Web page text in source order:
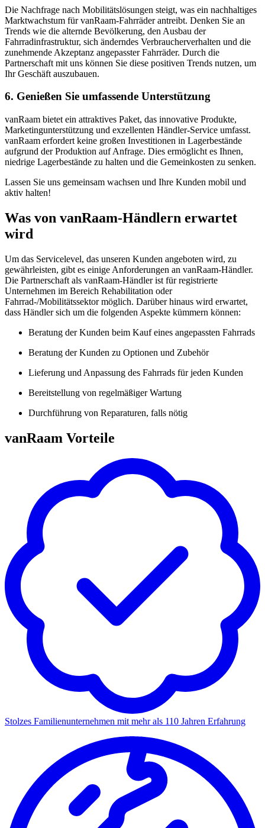
Die Nachfrage nach Mobilitätslösungen steigt, was ein nachhaltiges
Marktwachstum für vanRaam-Fahrräder antreibt. Denken Sie an
Trends wie die alternde Bevölkerung, den Ausbau der
Fahrradinfrastruktur, sich änderndes Verbraucherverhalten und die
zunehmende Akzeptanz angepasster Fahrräder. Durch die
Partnerschaft mit uns können Sie diese positiven Trends nutzen, um
Ihr Geschäft auszubauen.
6. Genießen Sie umfassende Unterstützung
vanRaam bietet ein attraktives Paket, das innovative Produkte,
Marketingunterstützung und exzellenten Händler-Service umfasst.
vanRaam erfordert keine großen Investitionen in Lagerbestände
aufgrund der Produktion auf Anfrage. Dies ermöglicht es Ihnen,
niedrige Lagerbestände zu halten und die Gemeinkosten zu senken.
Lassen Sie uns gemeinsam wachsen und Ihre Kunden mobil und
aktiv halten!
Was von vanRaam-Händlern erwartet
wird
Um das Servicelevel, das unseren Kunden angeboten wird, zu
gewährleisten, gibt es einige Anforderungen an vanRaam-Händler.
Die Partnerschaft als vanRaam-Händler ist für registrierte
Unternehmen im Bereich Rehabilitation oder
Fahrrad-/Mobilitätssektor möglich. Darüber hinaus wird erwartet,
dass Händler sich um die folgenden Aspekte kümmern können:
Beratung der Kunden beim Kauf eines angepassten Fahrrads
Beratung der Kunden zu Optionen und Zubehör
Lieferung und Anpassung des Fahrrads für jeden Kunden
Bereitstellung von regelmäßiger Wartung
Durchführung von Reparaturen, falls nötig
vanRaam Vorteile
Stolzes Familienunternehmen mit mehr als 110 Jahren Erfahrung